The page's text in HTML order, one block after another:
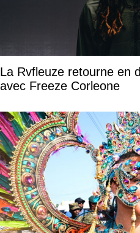
La Rvfleuze retourne en
avec Freeze Corleone